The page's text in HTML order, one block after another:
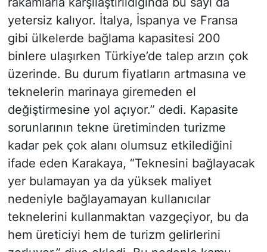
yetersiz kalıyor. İtalya, İspanya ve Fransa
gibi ülkelerde bağlama kapasitesi 200
binlere ulaşırken Türkiye’de talep arzın çok
üzerinde. Bu durum fiyatların artmasına ve
teknelerin marinaya giremeden el
değiştirmesine yol açıyor.” dedi. Kapasite
sorunlarının tekne üretiminden turizme
kadar pek çok alanı olumsuz etkilediğini
ifade eden Karakaya, “Teknesini bağlayacak
yer bulamayan ya da yüksek maliyet
nedeniyle bağlayamayan kullanıcılar
teknelerini kullanmaktan vazgeçiyor, bu da
hem üreticiyi hem de turizm gelirlerini